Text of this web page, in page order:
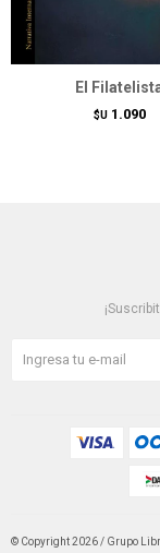
El
$U 1.090
© Copyright 2026 / Grupo